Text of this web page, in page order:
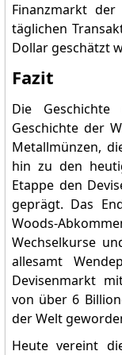
Finanzmarkt
täglichen
Dollar geschätzt
Fazit
Die
Geschichte der
Metallmünzen,
hin zu den
Etappe den
geprägt. Das
Woods-
Wechselkurse
allesamt
Devisenmarkt
von über 6
der Welt
Heute vereint